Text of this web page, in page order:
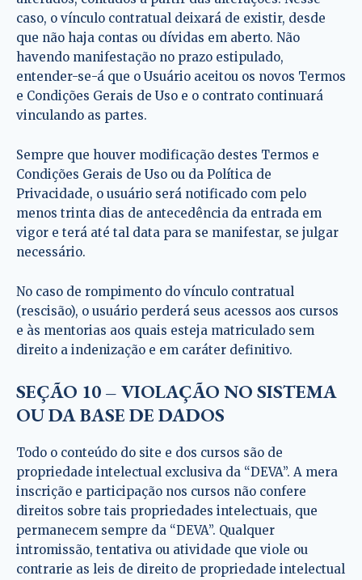
caso, o vínculo contratual deixará de existir, desde
que não haja contas ou dívidas em aberto. Não
havendo manifestação no prazo estipulado,
entender-se-á que o Usuário aceitou os novos Termos
e Condições Gerais de Uso e o contrato continuará
vinculando as partes.
Sempre que houver modificação destes Termos e
Condições Gerais de Uso ou da Política de
Privacidade, o usuário será notificado com pelo
menos trinta dias de antecedência da entrada em
vigor e terá até tal data para se manifestar, se julgar
necessário.
No caso de rompimento do vínculo contratual
(rescisão), o usuário perderá seus acessos aos cursos
e às mentorias aos quais esteja matriculado sem
direito a indenização e em caráter definitivo.
SEÇÃO 10 – VIOLAÇÃO NO SISTEMA
OU DA BASE DE DADOS
Todo o conteúdo do site e dos cursos são de
propriedade intelectual exclusiva da “DEVA”. A mera
inscrição e participação nos cursos não confere
direitos sobre tais propriedades intelectuais, que
permanecem sempre da “DEVA”. Qualquer
intromissão, tentativa ou atividade que viole ou
contrarie as leis de direito de propriedade intelectual